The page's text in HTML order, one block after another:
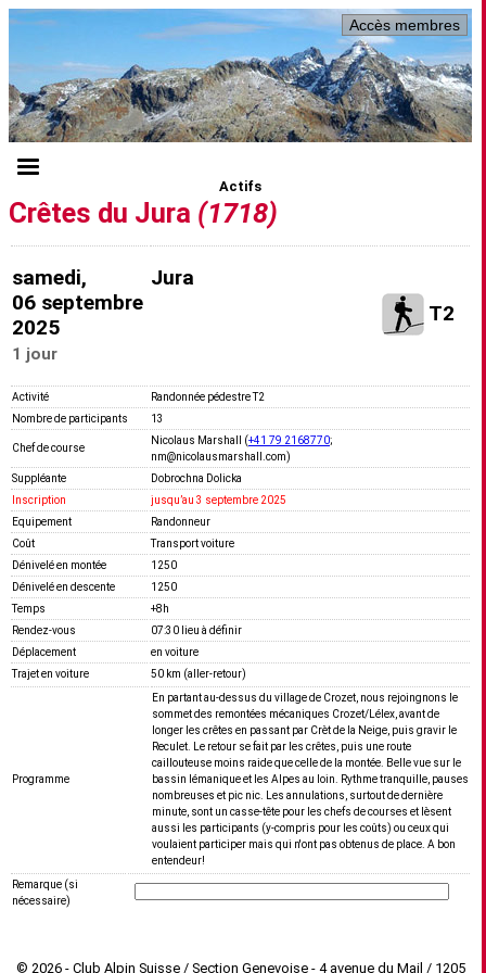
Accès membres
Actifs
Crêtes du Jura (1718)
samedi,
06 septembre
2025
1 jour
Jura
T2
Activité
Randonnée pédestre T2
Nombre de participants
13
Chef de course
Nicolaus Marshall (+41 79 2168770;
nm@nicolausmarshall.com)
Suppléante
Dobrochna Dolicka
Inscription
jusquʼau 3 septembre 2025
Equipement
Randonneur
Coût
Transport voiture
Dénivelé en montée
1250
Dénivelé en descente
1250
Temps
+8h
Rendez-vous
07:30 lieu à définir
Déplacement
en voiture
Trajet en voiture
50 km (aller-retour)
Programme
En partant au-dessus du village de Crozet, nous rejoingnons le
sommet des remontées mécaniques Crozet/Lélex, avant de
longer les crêtes en passant par Crèt de la Neige, puis gravir le
Reculet. Le retour se fait par les crêtes, puis une route
caillouteuse moins raide que celle de la montée. Belle vue sur le
bassin lémanique et les Alpes au loin. Rythme tranquille, pauses
nombreuses et pic nic. Les annulations, surtout de dernière
minute, sont un casse-tête pour les chefs de courses et lèsent
aussi les participants (y-compris pour les coûts) ou ceux qui
voulaient participer mais qui n'ont pas obtenus de place. A bon
entendeur!
Remarque (si
nécessaire)
© 2026 - Club Alpin Suisse / Section Genevoise - 4 avenue du Mail / 1205